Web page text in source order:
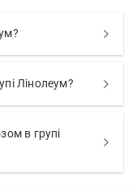
Лінолеум?
в групі